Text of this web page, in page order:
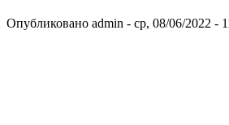
Опубликовано admin - ср, 08/06/2022 -